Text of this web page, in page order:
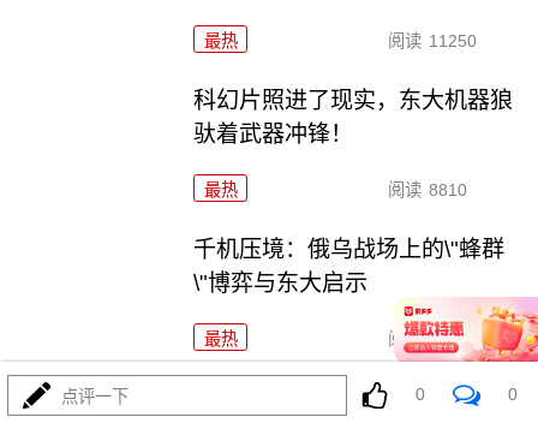
最热 阅读 11250
科幻片照进了现实，东大机器狼
驮着武器冲锋！
最热 阅读 8810
千机压境：俄乌战场上的\"蜂群
\"博弈与东大启示
最热 阅读 8613
波斯要给中东\"物理断网\"，特朗
点评一下 0 0